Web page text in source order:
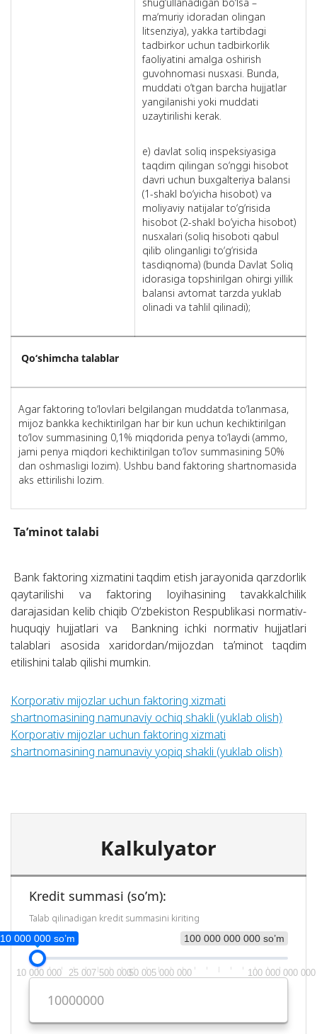
maʼmuriy idoradan olingan
litsenziya), yakka tartibdagi
tadbirkor uchun tadbirkorlik
faoliyatini amalga oshirish
guvohnomasi nusxasi. Bunda,
muddati o‘tgan barcha hujjatlar
yangilanishi yoki muddati
uzaytirilishi kerak.
e) davlat soliq inspeksiyasiga
taqdim qilingan so‘nggi hisobot
davri uchun buxgalteriya balansi
(1-shakl bo‘yicha hisobot) va
moliyaviy natijalar to‘g‘risida
hisobot (2-shakl bo‘yicha hisobot)
nusxalari (soliq hisoboti qabul
qilib olinganligi to‘g‘risida
tasdiqnoma) (bunda Davlat Soliq
idorasiga topshirilgan ohirgi yillik
balansi avtomat tarzda yuklab
olinadi va tahlil qilinadi);
Qo‘shimcha talablar
Agar faktoring to‘lovlari belgilangan muddatda to‘lanmasa,
mijoz bankka kechiktirilgan har bir kun uchun kechiktirilgan
to‘lov summasining 0,1% miqdorida penya to‘laydi (ammo,
jami penya miqdori kechiktirilgan to‘lov summasining 50%
dan oshmasligi lozim). Ushbu band faktoring shartnomasida
aks ettirilishi lozim.
Ta’minot talabi
Bank faktoring xizmatini taqdim etish jarayonida qarzdorlik
qaytarilishi va faktoring loyihasining tavakkalchilik
darajasidan kelib chiqib O‘zbekiston Respublikasi normativ-
huquqiy hujjatlari va Bankning ichki normativ hujjatlari
talablari asosida xaridordan/mijozdan ta’minot taqdim
etilishini talab qilishi mumkin.
Korporativ mijozlar uchun faktoring xizmati
shartnomasining namunaviy ochiq shakli (yuklab olish)
Korporativ mijozlar uchun faktoring xizmati
shartnomasining namunaviy yopiq shakli (yuklab olish)
Kalkulyator
Kredit summasi (so’m):
Talab qilinadigan kredit summasini kiriting
100 000 000 000 so’m
10 000 000 so’m
10 000 000 25 007 500 00050 005 000 000 100 000 000 000